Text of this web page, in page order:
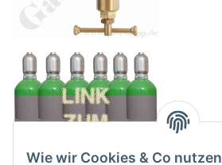
Wie wir Cookies & Co nutzen